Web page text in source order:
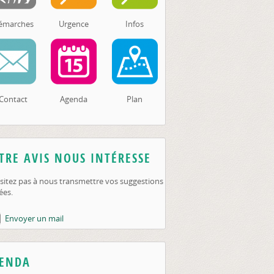
Urgence Infos
Agenda Plan
AVIS NOUS INTÉRESSE
pas à nous transmettre vos suggestions
Envoyer un mail